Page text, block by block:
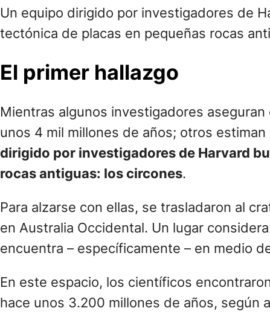
Un equipo dirigido por investigadores de
tectónica de placas en pequeñas rocas
El primer hallazgo
Mientras algunos investigadores aseguran
unos 4 mil millones de años; otros
dirigido por investigadores de Harvard
rocas antiguas: los circones.
Para alzarse con ellas, se trasladaron al
en Australia Occidental. Un lugar
encuentra – específicamente – en medio
En este espacio, los científicos
hace unos 3.200 millones de años,